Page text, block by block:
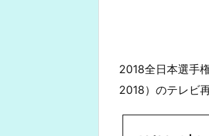
2018全日本選手
2018）のテレビ